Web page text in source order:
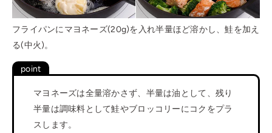
フライパンにマヨネーズ(20g)を入れ半量ほど溶かし、鮭を加え
る(中火)。
マヨネーズは全量溶かさず、半量は油として、残り
半量は調味料として鮭やブロッコリーにコクをプラ
スします。